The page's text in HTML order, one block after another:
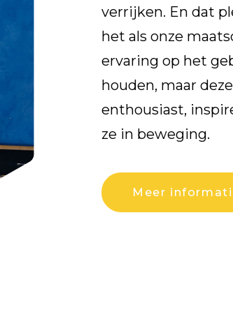
verrijken. En dat
het als onze
ervaring op het
houden, maar
enthousiast,
ze in beweging.
Meer